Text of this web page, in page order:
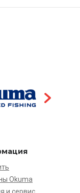
Okuma
и сервис